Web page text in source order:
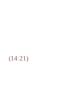
(14:21)